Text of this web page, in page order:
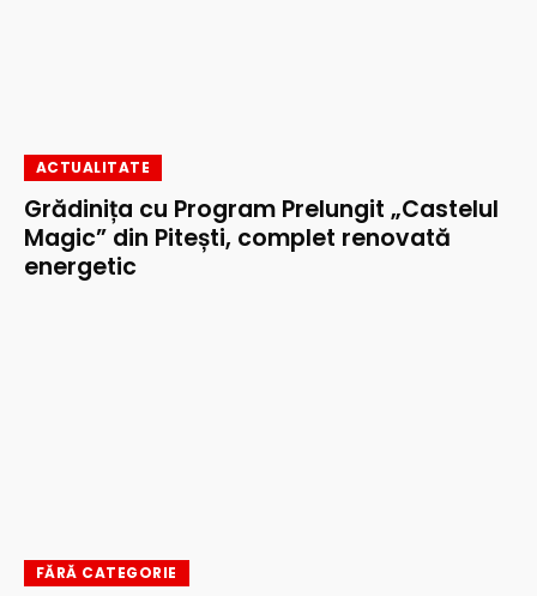
ACTUALITATE
Grădinița cu Program Prelungit „Castelul
Magic” din Pitești, complet renovată
energetic
FĂRĂ CATEGORIE